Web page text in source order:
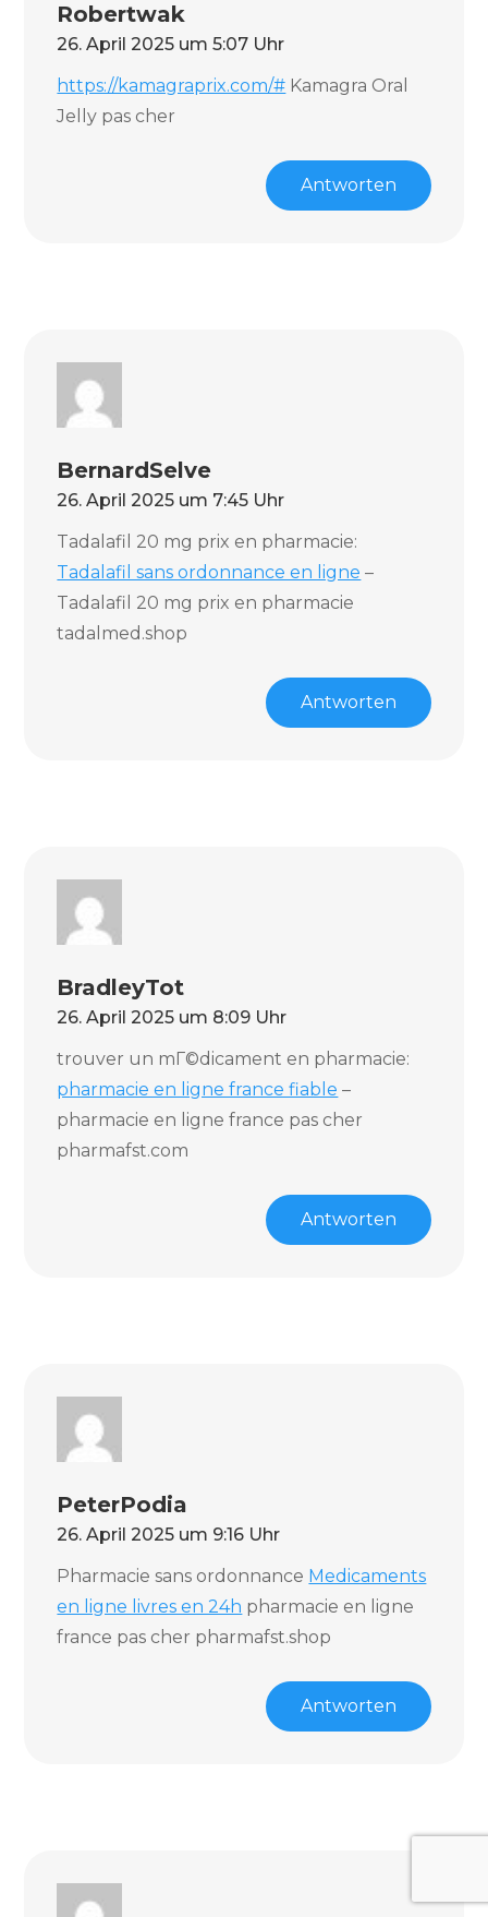
Robertwak
26. April 2025 um 5:07 Uhr
https://kamagraprix.com/# Kamagra Oral
Jelly pas cher
Antworten
BernardSelve
26. April 2025 um 7:45 Uhr
Tadalafil 20 mg prix en pharmacie:
Tadalafil sans ordonnance en ligne –
Tadalafil 20 mg prix en pharmacie
tadalmed.shop
Antworten
BradleyTot
26. April 2025 um 8:09 Uhr
trouver un mГ©dicament en pharmacie:
pharmacie en ligne france fiable –
pharmacie en ligne france pas cher
pharmafst.com
Antworten
PeterPodia
26. April 2025 um 9:16 Uhr
Pharmacie sans ordonnance Medicaments
en ligne livres en 24h pharmacie en ligne
france pas cher pharmafst.shop
Antworten